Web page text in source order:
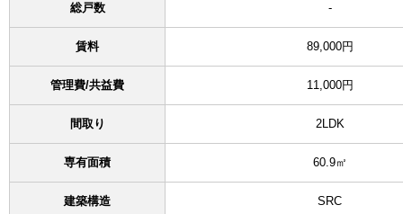
総戸数 -
賃料 89,000円
管理費/共益費 11,000円
間取り 2LDK
専有面積 60.9㎡
建築構造 SRC